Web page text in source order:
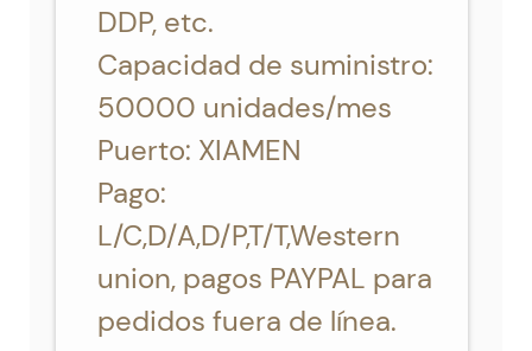
DDP, etc.
Capacidad de suministro:
50000 unidades/mes
Puerto: XIAMEN
Pago:
L/C,D/A,D/P,T/T,Western
union, pagos PAYPAL para
pedidos fuera de línea.